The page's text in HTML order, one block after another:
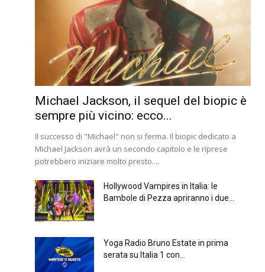
Michael Jackson, il sequel del biopic è
sempre più vicino: ecco...
Il successo di "Michael" non si ferma. Il biopic dedicato a
Michael Jackson avrà un secondo capitolo e le riprese
potrebbero iniziare molto presto....
Hollywood Vampires in Italia: le
Bambole di Pezza apriranno i due...
Yoga Radio Bruno Estate in prima
serata su Italia 1 con...